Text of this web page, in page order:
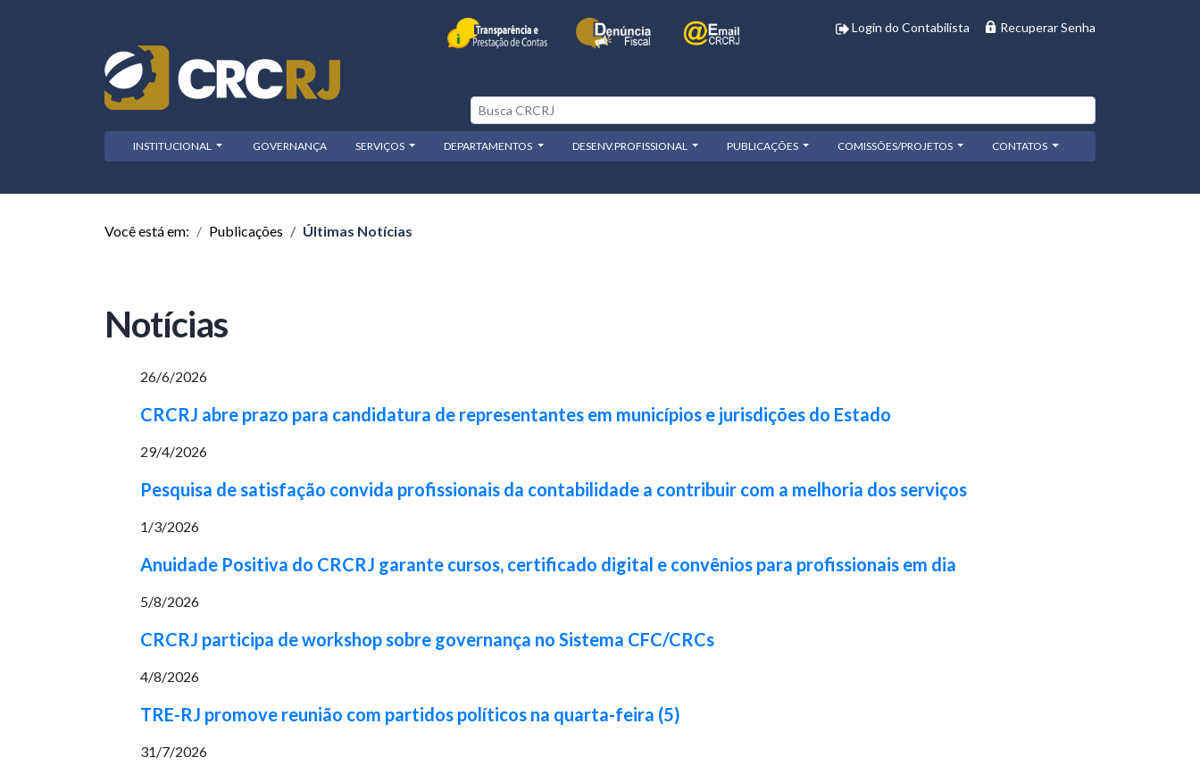
Login do Contabilista Recuperar Senha
INSTITUCIONAL GOVERNANÇA SERVIÇOS DEPARTAMENTOS DESENV.PROFISSIONAL PUBLICAÇÕES COMISSÕES/PROJETOS CONTATOS
Você está em: Publicações Últimas Notícias
Notícias
26/6/2026
CRCRJ abre prazo para candidatura de representantes em municípios e jurisdições do Estado
29/4/2026
Pesquisa de satisfação convida profissionais da contabilidade a contribuir com a melhoria dos serviços
1/3/2026
Anuidade Positiva do CRCRJ garante cursos, certificado digital e convênios para profissionais em dia
5/8/2026
CRCRJ participa de workshop sobre governança no Sistema CFC/CRCs
4/8/2026
TRE-RJ promove reunião com partidos políticos na quarta-feira (5)
31/7/2026